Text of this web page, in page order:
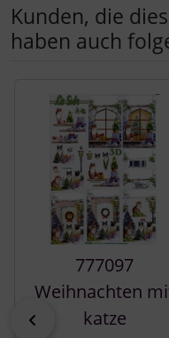
Kunden, die
haben auch
777097
Weihnachten
katze